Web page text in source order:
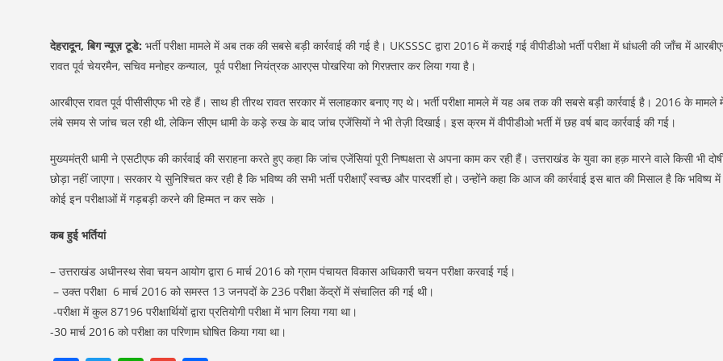
देहरादून, बिग न्यूज़ टूडे: भर्ती परीक्षा मामले में अब तक की सबसे बड़ी कार्रवाई की गई है। UKSSSC द्वारा 2016 में कराई गई वीपीडीओ भर्ती परीक्षा में धांधली की जाँच में
रावत पूर्व चेयरमैन, सचिव मनोहर कन्याल, पूर्व परीक्षा नियंत्रक आरएस पोखरिया को गिरफ़्तार कर लिया गया है।
आरबीएस रावत पूर्व पीसीसीएफ भी रहे हैं। साथ ही तीरथ रावत सरकार में सलाहकार बनाए गए थे। भर्ती परीक्षा मामले में यह अब तक की सबसे बड़ी कार्रवाई है। 2016 के मामले
लंबे समय से जांच चल रही थी, लेकिन सीएम धामी के कड़े रुख के बाद जांच एजेंसियों ने भी तेज़ी दिखाई। इस क्रम में वीपीडीओ भर्ती में छह वर्ष बाद कार्रवाई की गई।
मुख्यमंत्री धामी ने एसटीएफ की कार्रवाई की सराहना करते हुए कहा कि जांच एजेंसियां पूरी निष्पक्षता से अपना काम कर रही हैं। उत्तराखंड के युवा का हक़ मारने वाले किसी भी
छोड़ा नहीं जाएगा। सरकार ये सुनिश्चित कर रही है कि भविष्य की सभी भर्ती परीक्षाएँ स्वच्छ और पारदर्शी हो। उन्होंने कहा कि आज की कार्रवाई इस बात की मिसाल है कि भविष्य में
कोई इन परीक्षाओं में गड़बड़ी करने की हिम्मत न कर सके ।
कब हुई भर्तियां
– उत्तराखंड अधीनस्थ सेवा चयन आयोग द्वारा 6 मार्च 2016 को ग्राम पंचायत विकास अधिकारी चयन परीक्षा करवाई गई।
– उक्त परीक्षा 6 मार्च 2016 को समस्त 13 जनपदों के 236 परीक्षा केंद्रों में संचालित की गई थी।
-परीक्षा में कुल 87196 परीक्षार्थियों द्वारा प्रतियोगी परीक्षा में भाग लिया गया था।
-30 मार्च 2016 को परीक्षा का परिणाम घोषित किया गया था।